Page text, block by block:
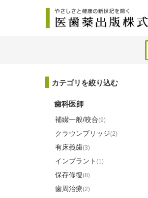
カテゴリを絞り込む
歯科医師
補綴一般/咬合(9)
クラウンブリッジ(2)
有床義歯(3)
インプラント (1)
保存修復(8)
歯周治療(2)